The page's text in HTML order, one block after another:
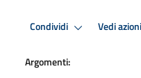
Condividi Vedi azioni
Argomenti: